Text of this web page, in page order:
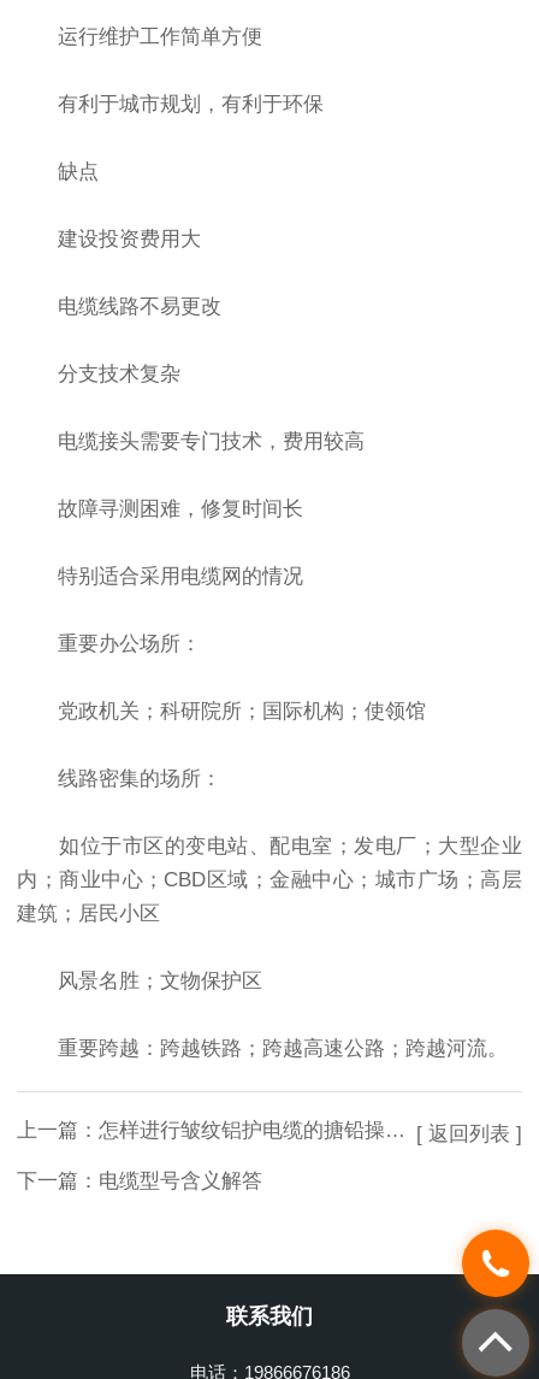
运行维护工作简单方便
有利于城市规划，有利于环保
缺点
建设投资费用大
电缆线路不易更改
分支技术复杂
电缆接头需要专门技术，费用较高
故障寻测困难，修复时间长
特别适合采用电缆网的情况
重要办公场所：
党政机关；科研院所；国际机构；使领馆
线路密集的场所：
如位于市区的变电站、配电室；发电厂；大型企业
内；商业中心；CBD区域；金融中心；城市广场；高层
建筑；居民小区
风景名胜；文物保护区
重要跨越：跨越铁路；跨越高速公路；跨越河流。
上一篇： 怎样进行皱纹铝护电缆的搪铅操作？
下一篇： 电缆型号含义解答
[ 返回列表 ]
联系我们
电话：19866676186